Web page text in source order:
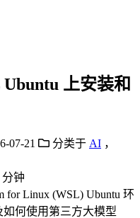
上安装和
07-21 分类于 AI ，
分钟
for Linux (WSL) Ubuntu 环
如何使用第三方大模型